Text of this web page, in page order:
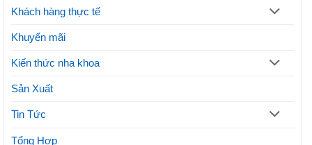
Khách hàng thực tế
Khuyến mãi
Kiến thức nha khoa
Sản Xuất
Tin Tức
Tổng Hợp